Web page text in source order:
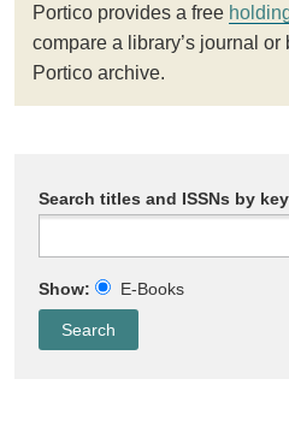
Portico provides a free
compare a library’s journal
Portico archive.
Search titles and ISSNs by
Show: E-Books